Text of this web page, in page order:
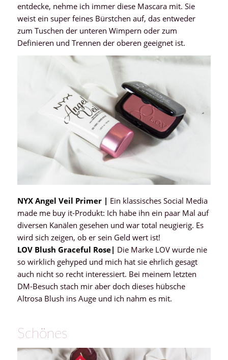
entdecke, nehme ich immer diese Mascara mit. Sie
weist ein super feines Bürstchen auf, das entweder
zum Tuschen der unteren Wimpern oder zum
Definieren und Trennen der oberen geeignet ist.
NYX Angel Veil Primer | Ein klassisches Social Media
made me buy it-Produkt: Ich habe ihn ein paar Mal auf
diversen Kanälen gesehen und war total neugierig. Es
wird sich zeigen, ob er sein Geld wert ist!
LOV Blush Graceful Rose| Die Marke LOV wurde nie
so wirklich gehyped und mich hat sie ehrlich gesagt
auch nicht so recht interessiert. Bei meinem letzten
DM-Besuch stach mir aber doch dieses hübsche
Altrosa Blush ins Auge und ich nahm es mit.
Schönes